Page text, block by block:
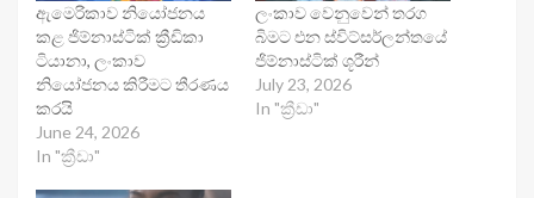
ඇමෙරිකාව නියෝජනය
කළ ජිම්නාස්ටික් ක්‍රීඩිකා
ටියානා, ලංකාව
නියෝජනය කිරීමට තීරණය
කරයි
June 24, 2026
In "ක්‍රීඩා"
ලංකාව වෙනුවෙන් තරග
බිමට එන ස්විට්සර්ලන්තයේ
ජිම්නාස්ටික් ශූරීන්
July 23, 2026
In "ක්‍රීඩා"